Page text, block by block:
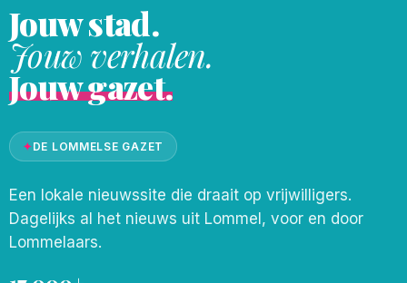
Jouw stad.
Jouw verhalen.
Jouw gazet.
✦DE LOMMELSE GAZET
Een lokale nieuwssite die draait op vrijwilligers.
Dagelijks al het nieuws uit Lommel, voor en door
Lommelaars.